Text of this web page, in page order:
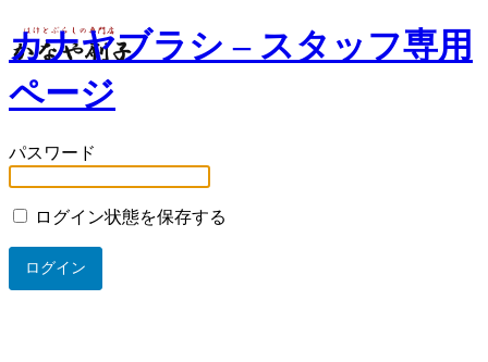
カナヤブラシ – スタッフ専用
ページ
パスワード
ログイン状態を保存する